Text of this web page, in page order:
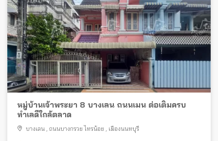
หมู่บ้านเจ้าพระยา 8 บางเลน ถนนเมน ต่อเติมครบ
ทำเลดีใกล้ตลาด
บางเลน ถนนบางกรวย ไทรน้อย เมืองนนทบุรี